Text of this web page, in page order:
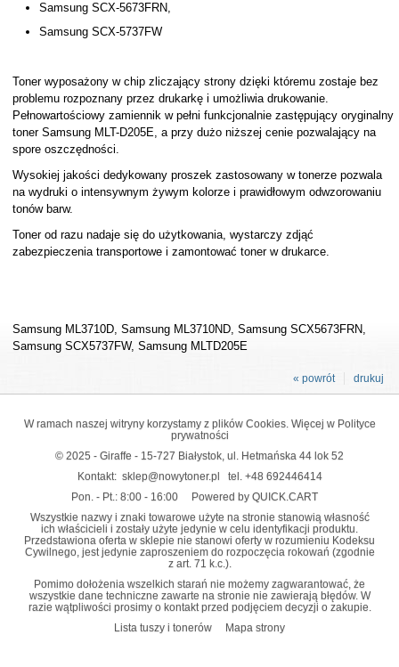
Samsung SCX-5673FRN,
Samsung SCX-5737FW
Toner wyposażony w chip zliczający strony dzięki któremu zostaje bez
problemu rozpoznany przez drukarkę i umożliwia drukowanie.
Pełnowartościowy zamiennik w pełni funkcjonalnie zastępujący oryginalny
toner Samsung MLT-D205E, a przy dużo niższej cenie pozwalający na
spore oszczędności.
Wysokiej jakości dedykowany proszek zastosowany w tonerze pozwala
na wydruki o intensywnym żywym kolorze i prawidłowym odwzorowaniu
tonów barw.
Toner od razu nadaje się do użytkowania, wystarczy zdjąć
zabezpieczenia transportowe i zamontować toner w drukarce.
Samsung ML3710D, Samsung ML3710ND, Samsung SCX5673FRN,
Samsung SCX5737FW, Samsung MLTD205E
drukuj
« powrót
W ramach naszej witryny korzystamy z plików Cookies. Więcej w Polityce
prywatności
© 2025 - Giraffe - 15-727 Białystok, ul. Hetmańska 44 lok 52
Kontakt: sklep@nowytoner.pl tel. +48 692446414
Pon. - Pt.: 8:00 - 16:00
Powered by QUICK.CART
Wszystkie nazwy i znaki towarowe użyte na stronie stanowią własność
ich właścicieli i zostały użyte jedynie w celu identyfikacji produktu.
Przedstawiona oferta w sklepie nie stanowi oferty w rozumieniu Kodeksu
Cywilnego, jest jedynie zaproszeniem do rozpoczęcia rokowań (zgodnie
z art. 71 k.c.).
Pomimo dołożenia wszelkich starań nie możemy zagwarantować, że
wszystkie dane techniczne zawarte na stronie nie zawierają błędów. W
razie wątpliwości prosimy o kontakt przed podjęciem decyzji o zakupie.
Lista tuszy i tonerów
Mapa strony